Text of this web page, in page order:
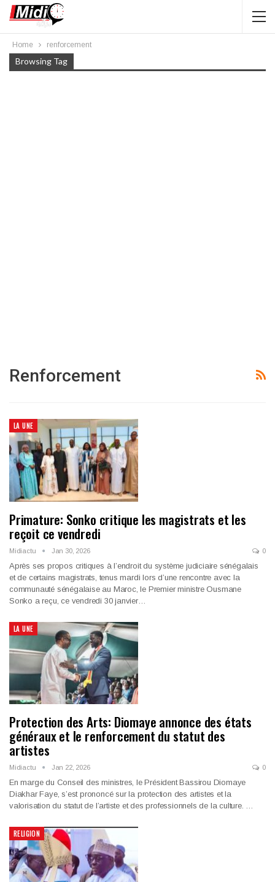
Home renforcement
Browsing Tag
Renforcement
LA UNE
Primature: Sonko critique les magistrats et les
reçoit ce vendredi
Midiactu Jan 30, 2026 0
Après ses propos critiques à l’endroit du système judiciaire sénégalais
et de certains magistrats, tenus mardi lors d’une rencontre avec la
communauté sénégalaise au Maroc, le Premier ministre Ousmane
Sonko a reçu, ce vendredi 30 janvier…
LA UNE
Protection des Arts: Diomaye annonce des états
généraux et le renforcement du statut des
artistes
Midiactu Jan 22, 2026 0
En marge du Conseil des ministres, le Président Bassirou Diomaye
Diakhar Faye, s’est prononcé sur la protection des artistes et la
valorisation du statut de l’artiste et des professionnels de la culture. …
RELIGION